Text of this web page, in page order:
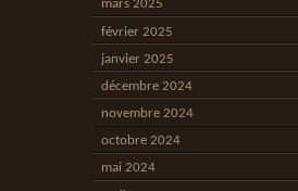
mars 2025
février 2025
janvier 2025
décembre 2024
novembre 2024
octobre 2024
mai 2024